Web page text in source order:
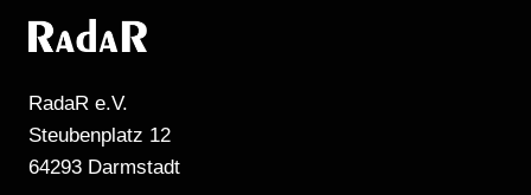
RadaR e.V.
Steubenplatz 12
64293 Darmstadt